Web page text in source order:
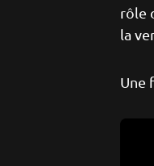
rôle
la
Une